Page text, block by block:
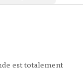
est totalement